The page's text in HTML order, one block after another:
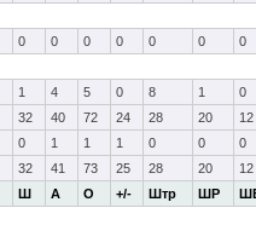
Ш А О +/- Штр ШР
0 0 0 0 0 0
0
1 4 5 0 8 1
0
32 40 72 24 28 20
12
0 1 1 1 0 0
0
32 41 73 25 28 20 12